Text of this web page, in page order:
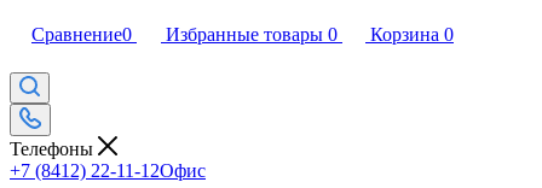
Сравнение0 Избранные товары 0 Корзина 0
Телефоны
+7 (8412) 22-11-12Офис